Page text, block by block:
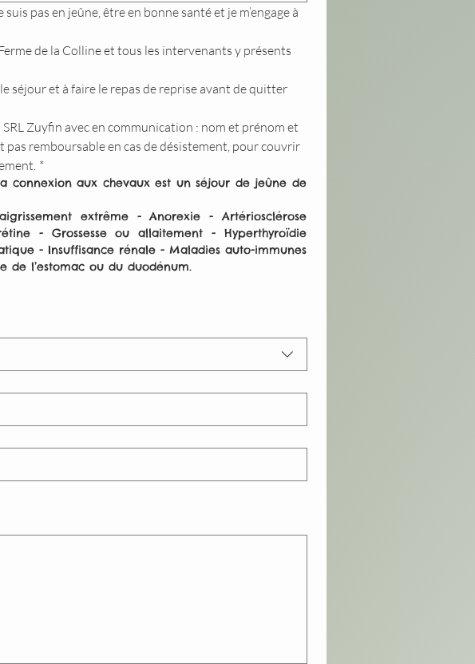
pas en jeûne, être en bonne santé et je m’engage à
de la Colline et tous les intervenants y présents
séjour et à faire le repas de reprise avant de quitter
Zuyfin avec en communication : nom et prénom et
pas remboursable en cas de désistement, pour couvrir
*
aux chevaux est un séjour de jeûne de
extrême - Anorexie - Artériosclérose
- Grossesse ou allaitement - Hyperthyroïdie
- Insuffisance rénale - Maladies auto-immunes
de l’estomac ou du duodénum.